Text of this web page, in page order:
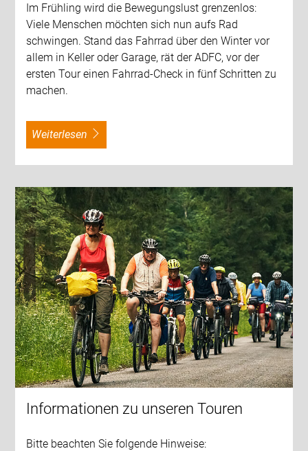
Im Frühling wird die Bewegungslust grenzenlos:
Viele Menschen möchten sich nun aufs Rad
schwingen. Stand das Fahrrad über den Winter vor
allem in Keller oder Garage, rät der ADFC, vor der
ersten Tour einen Fahrrad-Check in fünf Schritten zu
machen.
weiterlesen
Informationen zu unseren Touren
Bitte beachten Sie folgende Hinweise: